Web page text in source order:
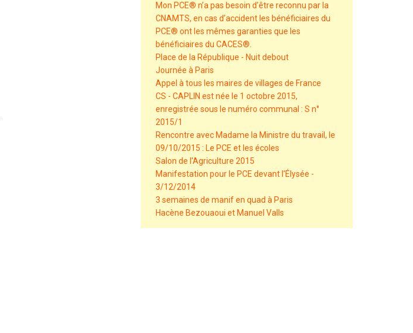
Mon PCE® n’a pas besoin d’être reconnu par la
CNAMTS, en cas d’accident les bénéficiaires du
PCE® ont les mêmes garanties que les
bénéficiaires du CACES®.
Place de la République - Nuit debout
Journée à Paris
Appel à tous les maires de villages de France
CS - CAPLIN est née le 1 octobre 2015,
enregistrée sous le numéro communal : S n°
2015/1
Rencontre avec Madame la Ministre du travail, le
09/10/2015 : Le PCE et les écoles
Salon de l'Agriculture 2015
Manifestation pour le PCE devant l'Élysée -
3/12/2014
3 semaines de manif en quad à Paris
Hacène Bezouaoui et Manuel Valls